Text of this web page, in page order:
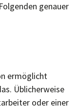
genauer
ermöglicht
Üblicherweise
oder einer